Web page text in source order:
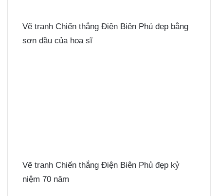
Vẽ tranh Chiến thắng Điện Biên Phủ đẹp bằng
sơn dầu của họa sĩ
Vẽ tranh Chiến thắng Điện Biên Phủ đẹp kỷ
niệm 70 năm